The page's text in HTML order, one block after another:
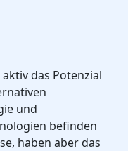
das Potenzial
und
befinden
haben aber das